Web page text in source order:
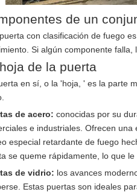
de un
con clasificación de fuego
Si algún componente
de la puerta
en sí, o la 'hoja, ' es la parte
de acero: conocidas por su
e industriales. Ofrecen una
especial retardante de fuego
se queme rápidamente, lo que
de vidrio: los avances
Estas puertas son ideales